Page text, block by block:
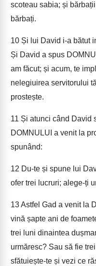
scoteau sabia; și
bărbați.
10 Și lui David i-a bătut
Și David a spus
am făcut; și acum, te
nelegiuirea servitorului
prostește.
11 Și atunci când David
DOMNULUI a venit la
spunând:
12 Du-te și spune lui
ofer trei lucruri; alege-ți
13Astfel Gad a venit la
vină șapte ani de
trei luni dinaintea
urmăresc? Sau să fie
sfătuiește-te și vezi ce